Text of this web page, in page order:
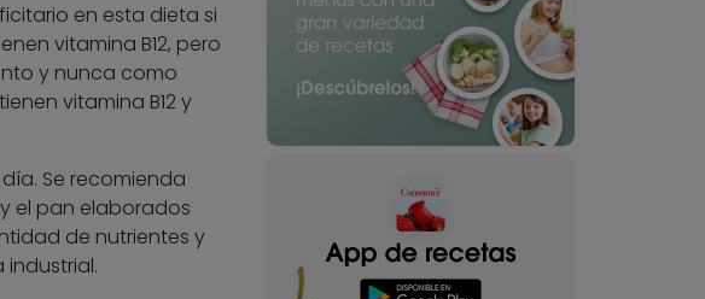
en esta dieta si
vitamina B12, pero
y nunca como
vitamina B12 y
Se recomienda
el pan elaborados
de nutrientes y